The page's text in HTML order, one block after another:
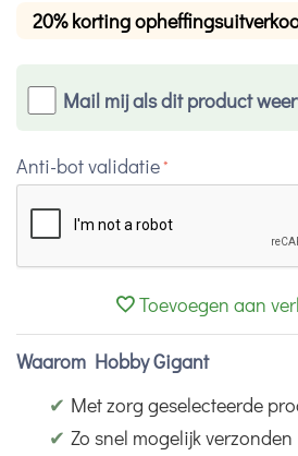
20% korting
Mail mij als dit product
Anti-bot validatie
Toevoegen aan
Waarom Hobby Gigant
✔ Met zorg geselecteerde
✔ Zo snel mogelijk verzonden